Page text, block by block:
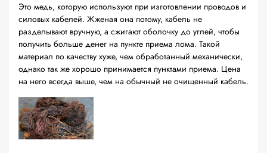
Это медь, которую используют при изготовлении проводов и
силовых кабелей. Жженая она потому, кабель не
разделывают вручную, а сжигают оболочку до углей, чтобы
получить больше денег на пункте приема лома. Такой
материал по качеству хуже, чем обработанный механически,
однако так же хорошо принимается пунктами приема. Цена
на него всегда выше, чем на обычный не очищенный кабель.